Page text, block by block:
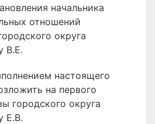
начальника
отношений
округа
В.Е.
настоящего
на первого
городского округа
Е.В.